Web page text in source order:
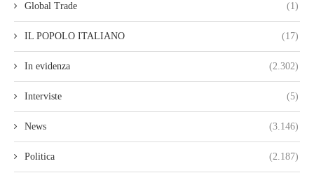
Global Trade (1)
IL POPOLO ITALIANO (17)
In evidenza (2.302)
Interviste (5)
News (3.146)
Politica (2.187)